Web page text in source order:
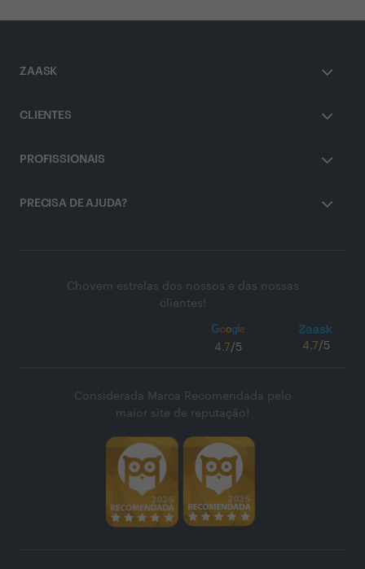
ZAASK
CLIENTES
PROFISSIONAIS
PRECISA DE AJUDA?
Chovem estrelas dos nossos e das nossas
clientes!
4.7/5 4.7/5
Considerada Marca Recomendada pelo
maior site de reputação!